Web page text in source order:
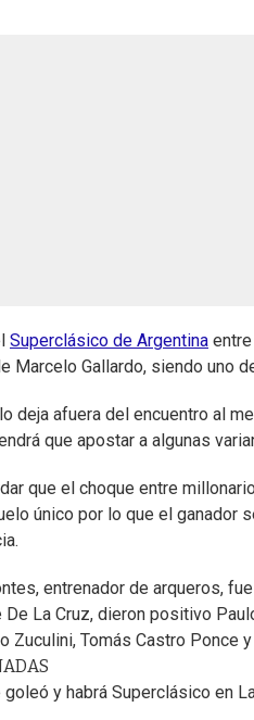
Superclásico de Argentina entre
Marcelo Gallardo, siendo uno
deja afuera del encuentro al
que apostar a algunas
que el choque entre
único por lo que el ganador
entrenador de arqueros,
La Cruz, dieron positivo
Zuculini, Tomás Castro Ponce
goleó y habrá Superclásico en